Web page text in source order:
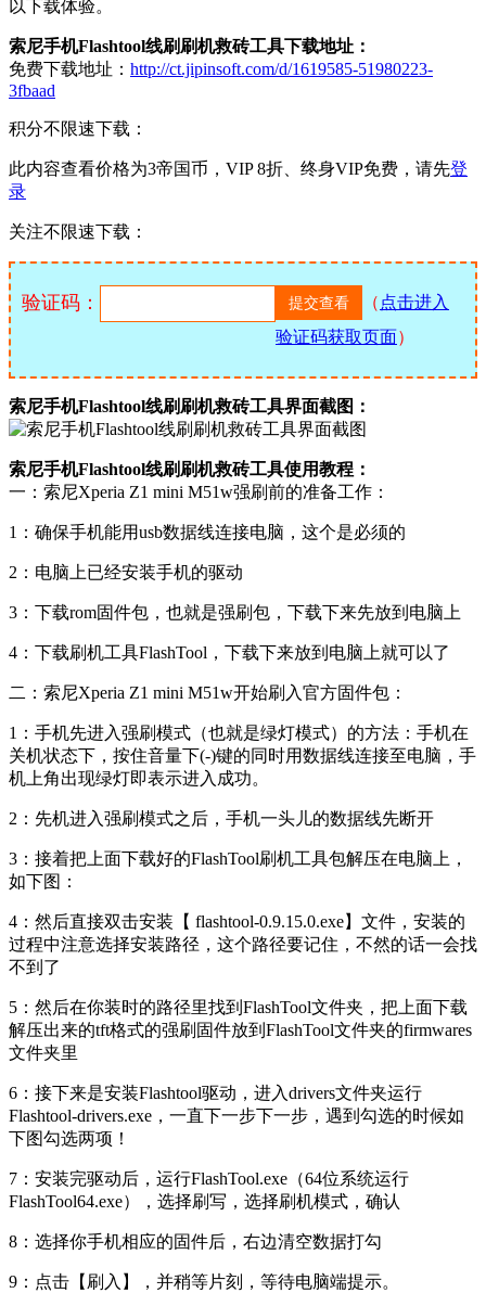
以下载体验。
索尼手机Flashtool线刷刷机救砖工具下载地址：
免费下载地址： http://ct.jipinsoft.com/d/1619585-51980223-
3fbaad
积分不限速下载：
此内容查看价格为3帝国币，VIP 8折、终身VIP免费，请先登
录
关注不限速下载：
验证码： （ 点击进入
验证码获取页面）
索尼手机Flashtool线刷刷机救砖工具界面截图：
索尼手机Flashtool线刷刷机救砖工具使用教程：
一：索尼Xperia Z1 mini M51w强刷前的准备工作：
1：确保手机能用usb数据线连接电脑，这个是必须的
2：电脑上已经安装手机的驱动
3：下载rom固件包，也就是强刷包，下载下来先放到电脑上
4：下载刷机工具FlashTool，下载下来放到电脑上就可以了
二：索尼Xperia Z1 mini M51w开始刷入官方固件包：
1：手机先进入强刷模式（也就是绿灯模式）的方法：手机在
关机状态下，按住音量下(-)键的同时用数据线连接至电脑，手
机上角出现绿灯即表示进入成功。
2：先机进入强刷模式之后，手机一头儿的数据线先断开
3：接着把上面下载好的FlashTool刷机工具包解压在电脑上，
如下图：
4：然后直接双击安装【 flashtool-0.9.15.0.exe】文件，安装的
过程中注意选择安装路径，这个路径要记住，不然的话一会找
不到了
5：然后在你装时的路径里找到FlashTool文件夹，把上面下载
解压出来的tft格式的强刷固件放到FlashTool文件夹的firmwares
文件夹里
6：接下来是安装Flashtool驱动，进入drivers文件夹运行
Flashtool-drivers.exe，一直下一步下一步，遇到勾选的时候如
下图勾选两项！
7：安装完驱动后，运行FlashTool.exe（64位系统运行
FlashTool64.exe），选择刷写，选择刷机模式，确认
8：选择你手机相应的固件后，右边清空数据打勾
9：点击【刷入】，并稍等片刻，等待电脑端提示。